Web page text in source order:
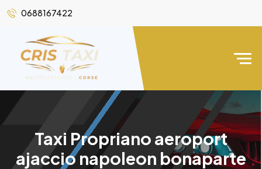
0688167422
Taxi Propriano aeroport
ajaccio napoleon bonaparte